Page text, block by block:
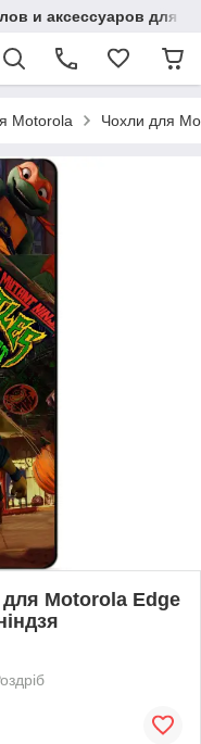
и аксессуаров для
Motorola Чохли для
Motorola Edge